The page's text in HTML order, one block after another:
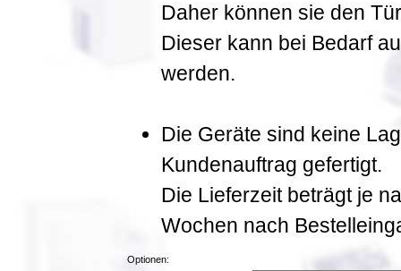
Daher können sie den
Dieser kann bei Bedarf
werden.
Die Geräte sind keine
Kundenauftrag gefertigt.
Die Lieferzeit beträgt je
Wochen nach
Optionen: